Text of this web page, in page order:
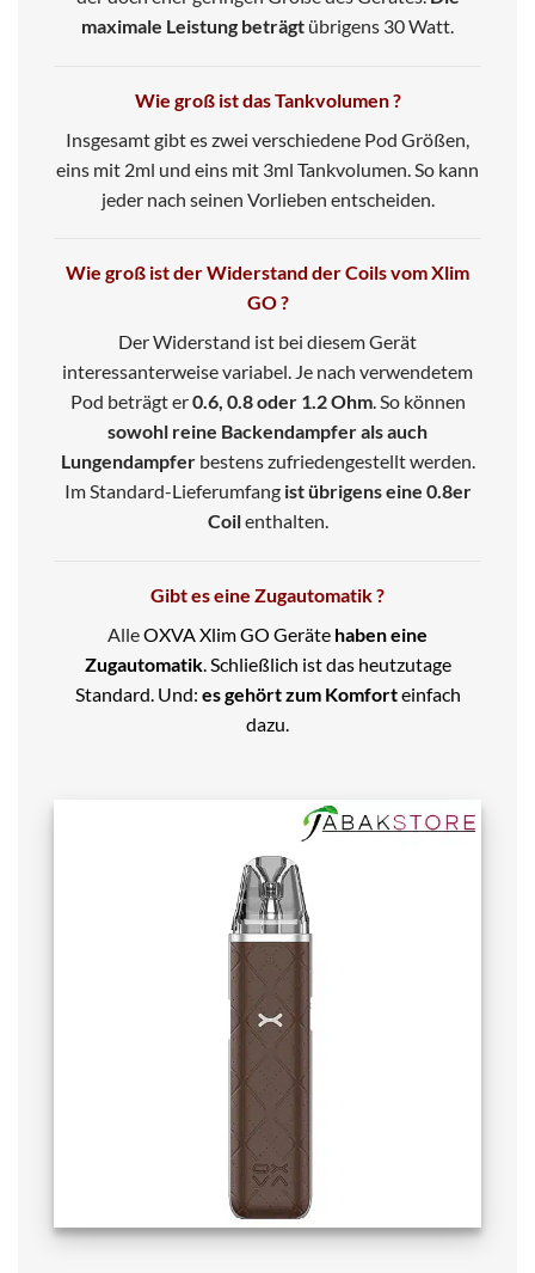
maximale Leistung beträgt übrigens 30 Watt.
Wie groß ist das Tankvolumen ?
Insgesamt gibt es zwei verschiedene Pod Größen,
eins mit 2ml und eins mit 3ml Tankvolumen. So kann
jeder nach seinen Vorlieben entscheiden.
Wie groß ist der Widerstand der Coils vom Xlim
GO ?
Der Widerstand ist bei diesem Gerät
interessanterweise variabel. Je nach verwendetem
Pod beträgt er0.6, 0.8 oder 1.2 Ohm. So können
sowohl reine Backendampfer als auch
Lungendampferbestens zufriedengestellt werden.
Im Standard-Lieferumfang ist übrigens eine 0.8er
Coilenthalten.
Gibt es eine Zugautomatik ?
AlleOXVA Xlim GO Geräte haben eine
Zugautomatik. Schließlich ist das heutzutage
Standard. Und: es gehört zum Komforteinfach
dazu.